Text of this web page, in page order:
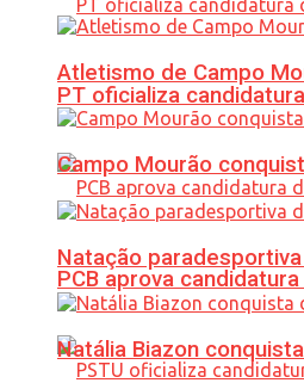
PT oficializa
PCB aprova
Atletismo de Campo
Campo Mourão
Natação
Natália Biazon